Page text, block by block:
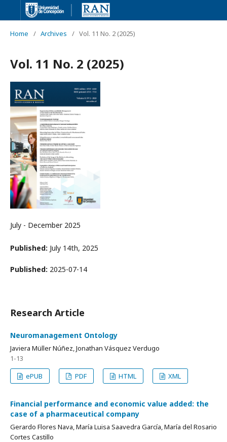
Home / Archives / Vol. 11 No. 2 (2025)
Vol. 11 No. 2 (2025)
July - December 2025
Published: July 14th, 2025
Published: 2025-07-14
Research Article
Neuromanagement Ontology
Javiera Müller Núñez, Jonathan Vásquez Verdugo
1-13
ePUB
PDF HTML XML
Financial performance and economic value added: the
case of a pharmaceutical company
Gerardo Flores Nava, María Luisa Saavedra García, María del Rosario
Cortes Castillo